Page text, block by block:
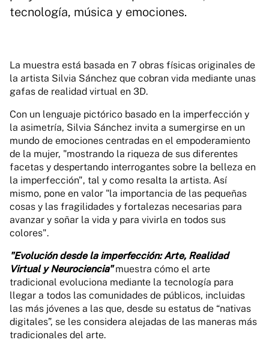
tecnología, música y emociones.
La muestra está basada en 7 obras físicas originales de
la artista Silvia Sánchez que cobran vida mediante unas
gafas de realidad virtual en 3D.
Con un lenguaje pictórico basado en la imperfección y
la asimetría, Silvia Sánchez invita a sumergirse en un
mundo de emociones centradas en el empoderamiento
de la mujer, "mostrando la riqueza de sus diferentes
facetas y despertando interrogantes sobre la belleza en
la imperfección", tal y como resalta la artista. Así
mismo, pone en valor "la importancia de las pequeñas
cosas y las fragilidades y fortalezas necesarias para
avanzar y soñar la vida y para vivirla en todos sus
colores".
"Evolución desde la imperfección: Arte, Realidad
Virtual y Neurociencia"muestra cómo el arte
tradicional evoluciona mediante la tecnología para
llegar a todos las comunidades de públicos, incluidas
las más jóvenes a las que, desde su estatus de “nativas
digitales”, se les considera alejadas de las maneras más
tradicionales del arte.